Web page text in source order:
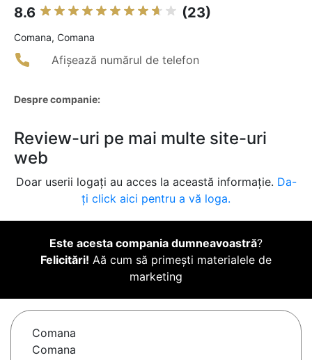
8.6 (23)
Comana, Comana
Afișează numărul de telefon
Despre companie:
Review-uri pe mai multe site-uri
web
Doar userii logați au acces la această informație. Da-
ți click aici pentru a vă loga.
Este acesta compania dumneavoastră?
Felicitări! Aă cum să primești materialele de
marketing
Comana
Comana